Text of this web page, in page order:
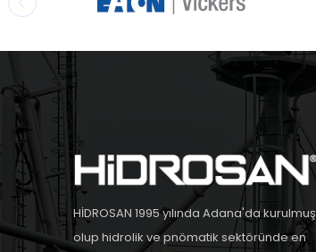
HİDROSAN 1995 yılında Adana'da kurulmuş
olup hidrolik ve pnömatik sektöründe en